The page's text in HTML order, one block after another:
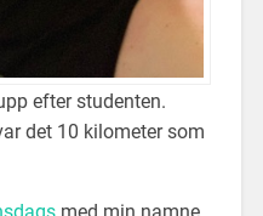
efter studenten.
det 10 kilometer som